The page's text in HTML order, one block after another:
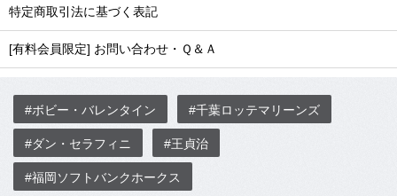
特定商取引法に基づく表記
[有料会員限定] お問い合わせ・Ｑ＆Ａ
#ボビー・バレンタイン #千葉ロッテマリーンズ
#ダン・セラフィニ #王貞治
#福岡ソフトバンクホークス